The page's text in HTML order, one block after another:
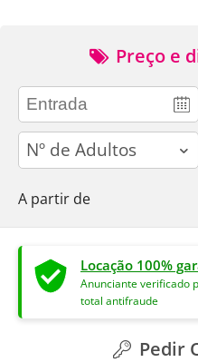
Preço e
adults
A partir de
Locação 100%
Anunciante verificado
total antifraude
Pedir